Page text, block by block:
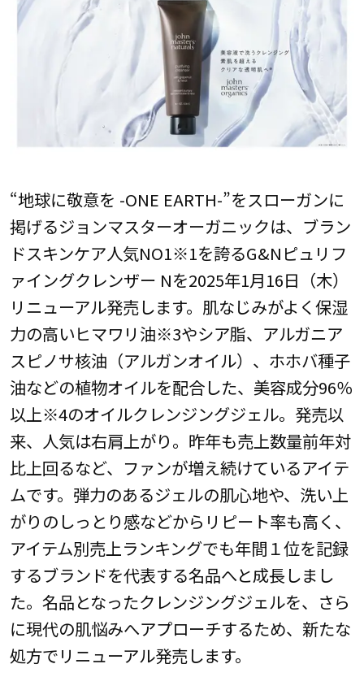
“地球に敬意を -ONE EARTH-”をスローガンに
掲げるジョンマスターオーガニックは、ブラン
ドスキンケア人気NO1※1を誇るG&Nピュリフ
ァイングクレンザー Nを2025年1月16日（木）
リニューアル発売します。肌なじみがよく保湿
力の高いヒマワリ油※3やシア脂、アルガニア
スピノサ核油（アルガンオイル）、ホホバ種子
油などの植物オイルを配合した、美容成分96％
以上※4のオイルクレンジングジェル。発売以
来、人気は右肩上がり。昨年も売上数量前年対
比上回るなど、ファンが増え続けているアイテ
ムです。弾力のあるジェルの肌心地や、洗い上
がりのしっとり感などからリピート率も高く、
アイテム別売上ランキングでも年間１位を記録
するブランドを代表する名品へと成長しまし
た。名品となったクレンジングジェルを、さら
に現代の肌悩みへアプローチするため、新たな
処方でリニューアル発売します。